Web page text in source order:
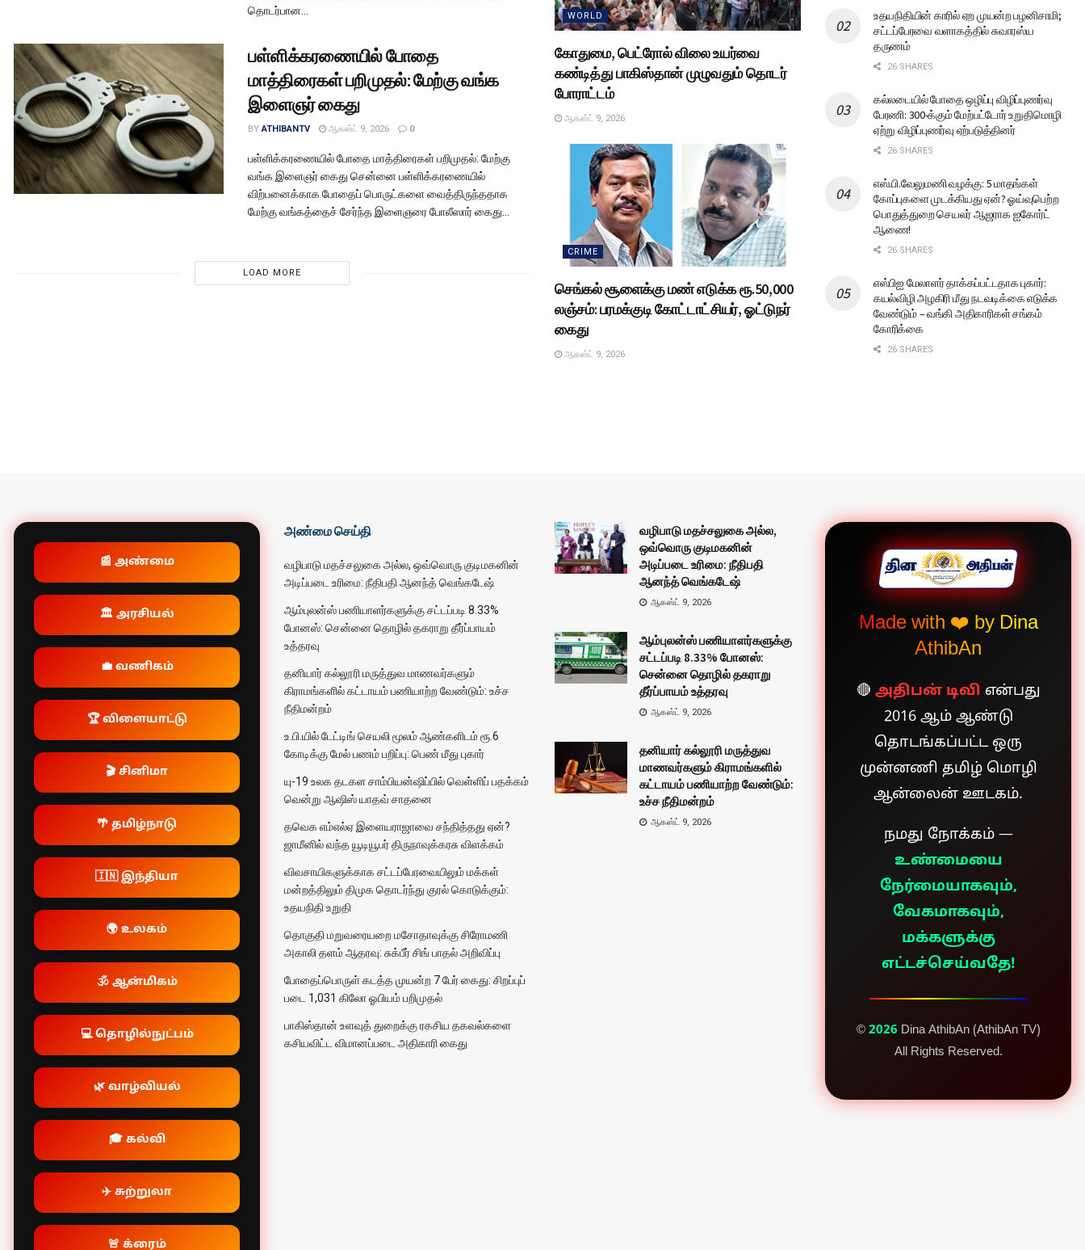
தொடர்பான...
பள்ளிக்கரணையில் போதை
மாத்திரைகள் பறிமுதல்: மேற்கு வங்க
இளைஞர் கைது
BY ATHIBANTV ஆகஸ்ட் 9, 2026 0
பள்ளிக்கரணையில் போதை மாத்திரைகள் பறிமுதல்: மேற்கு
வங்க இளைஞர் கைது சென்னை பள்ளிக்கரணையில்
விற்பனைக்காக போதைப் பொருட்களை வைத்திருந்ததாக
மேற்கு வங்கத்தைச் சேர்ந்த இளைஞரை போலீஸார் கைது...
LOAD MORE
WORLD
கோதுமை, பெட்ரோல் விலை உயர்வை
கண்டித்து பாகிஸ்தான் முழுவதும் தொடர்
போராட்டம்
ஆகஸ்ட் 9, 2026
CRIME
செங்கல் சூளைக்கு மண் எடுக்க ரூ.50,000
லஞ்சம்: பரமக்குடி கோட்டாட்சியர், ஓட்டுநர்
கைது
ஆகஸ்ட் 9, 2026
உதயநிதியின் காரில் ஏற முயன்ற பழனிசாமி;
சட்டப்பேரவை வளாகத்தில் சுவாரஸ்ய
தருணம்
26 SHARES
கல்லடையில் போதை ஒழிப்பு விழிப்புணர்வு
பேரணி: 300-க்கும் மேற்பட்டோர் உறுதிமொழி
ஏற்று விழிப்புணர்வு ஏற்படுத்தினர்
26 SHARES
எஸ்.பி.வேலுமணி வழக்கு: 5 மாதங்கள்
கோப்புகளை முடக்கியது ஏன்? ஓய்வுபெற்ற
பொதுத்துறை செயலர் ஆஜராக ஐகோர்ட்
ஆணை!
26 SHARES
எஸ்பிஐ மேலாளர் தாக்கப்பட்டதாக புகார்:
கயல்விழி அழகிரி மீது நடவடிக்கை எடுக்க
வேண்டும் – வங்கி அதிகாரிகள் சங்கம்
கோரிக்கை
26 SHARES
📰 அண்மை
🏛️ அரசியல்
💼 வணிகம்
🏆 விளையாட்டு
🎬 சினிமா
🌴 தமிழ்நாடு
🇮🇳 இந்தியா
🌍 உலகம்
🕉️ ஆன்மிகம்
💻 தொழில்நுட்பம்
🌿 வாழ்வியல்
🎓 கல்வி
✈️ சுற்றுலா
🚨 க்ரைம்
அண்மை செய்தி
வழிபாடு மதச்சலுகை அல்ல, ஒவ்வொரு குடிமகனின்
அடிப்படை உரிமை: நீதிபதி ஆனந்த் வெங்கடேஷ்
ஆம்புலன்ஸ் பணியாளர்களுக்கு சட்டப்படி 8.33%
போனஸ்: சென்னை தொழில் தகராறு தீர்ப்பாயம்
உத்தரவு
தனியார் கல்லூரி மருத்துவ மாணவர்களும்
கிராமங்களில் கட்டாயம் பணியாற்ற வேண்டும்: உச்ச
நீதிமன்றம்
உ.பி.யில் டேட்டிங் செயலி மூலம் ஆண்களிடம் ரூ.6
கோடிக்கு மேல் பணம் பறிப்பு: பெண் மீது புகார்
யு-19 உலக தடகள சாம்பியன்ஷிப்பில் வெள்ளிப் பதக்கம்
வென்று ஆஷிஸ் யாதவ் சாதனை
தவெக எம்எல்ஏ இளையராஜாவை சந்தித்தது ஏன்?
ஜாமீனில் வந்த யூடியூபர் திருநாவுக்கரசு விளக்கம்
விவசாயிகளுக்காக சட்டப்பேரவையிலும் மக்கள்
மன்றத்திலும் திமுக தொடர்ந்து குரல் கொடுக்கும்:
உதயநிதி உறுதி
தொகுதி மறுவரையறை மசோதாவுக்கு சிரோமணி
அகாலி தளம் ஆதரவு: சுக்பீர் சிங் பாதல் அறிவிப்பு
போதைப்பொருள் கடத்த முயன்ற 7 பேர் கைது: சிறப்புப்
படை 1,031 கிலோ ஓபியம் பறிமுதல்
பாகிஸ்தான் உளவுத் துறைக்கு ரகசிய தகவல்களை
கசியவிட்ட விமானப்படை அதிகாரி கைது
வழிபாடு மதச்சலுகை அல்ல,
ஒவ்வொரு குடிமகனின்
அடிப்படை உரிமை: நீதிபதி
ஆனந்த் வெங்கடேஷ்
ஆகஸ்ட் 9, 2026
ஆம்புலன்ஸ் பணியாளர்களுக்கு
சட்டப்படி 8.33% போனஸ்:
சென்னை தொழில் தகராறு
தீர்ப்பாயம் உத்தரவு
ஆகஸ்ட் 9, 2026
தனியார் கல்லூரி மருத்துவ
மாணவர்களும் கிராமங்களில்
கட்டாயம் பணியாற்ற வேண்டும்:
உச்ச நீதிமன்றம்
ஆகஸ்ட் 9, 2026
Made with ❤️ by Dina
AthibAn
🔴 அதிபன் டிவி என்பது
2016 ஆம் ஆண்டு
தொடங்கப்பட்ட ஒரு
முன்னணி தமிழ் மொழி
ஆன்லைன் ஊடகம்.
நமது நோக்கம் —
உண்மையை
நேர்மையாகவும்,
வேகமாகவும்,
மக்களுக்கு
எட்டச்செய்வதே!
© 2026 Dina AthibAn (AthibAn TV)
All Rights Reserved.